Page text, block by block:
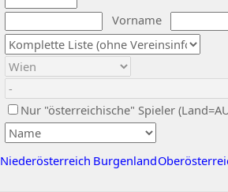
Vorname
Nur "österreichische" Spieler
Niederösterreich Burgenland